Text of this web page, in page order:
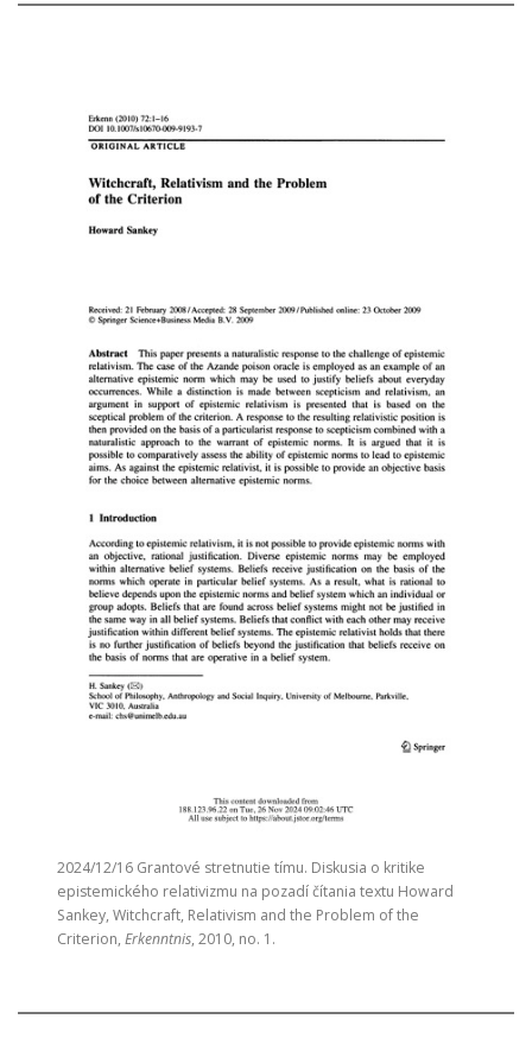
2024/12/16 Grantové stretnutie tímu. Diskusia o kritike
epistemického relativizmu na pozadí čítania textu Howard
Sankey, Witchcraft, Relativism and the Problem of the
Criterion,Erkenntnis, 2010, no. 1.